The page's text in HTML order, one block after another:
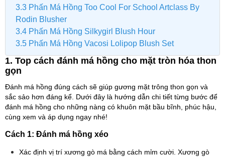
3.3 Phấn Má Hồng Too Cool For School Artclass By
Rodin Blusher
3.4 Phấn Má Hồng Silkygirl Blush Hour
3.5 Phấn Má Hồng Vacosi Lolipop Blush Set
1. Top cách đánh má hồng cho mặt tròn hóa thon
gọn
Đánh má hồng đúng cách sẽ giúp gương mặt trông thon gọn và
sắc sảo hơn đáng kể. Dưới đây là hướng dẫn chi tiết từng bước để
đánh má hồng cho những nàng có khuôn mặt bầu bĩnh, phúc hậu,
cùng xem và áp dụng ngay nhé!
Cách 1: Đánh má hồng xéo
Xác định vị trí xương gò má bằng cách mỉm cười. Xương gò